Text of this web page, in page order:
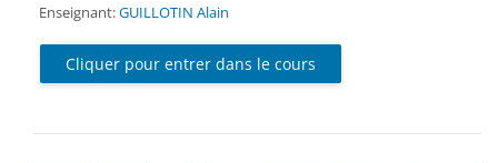
Enseignant:GUILLOTIN Alain
Cliquer pour entrer dans le cours